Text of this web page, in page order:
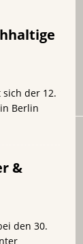
weltweit zu
der 12.
Berlin
&
den 30.